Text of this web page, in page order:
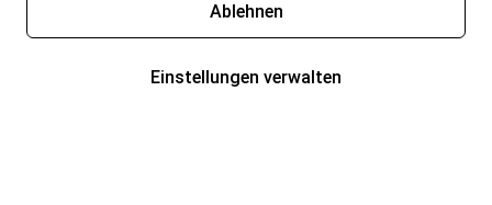
Ablehnen
Einstellungen verwalten